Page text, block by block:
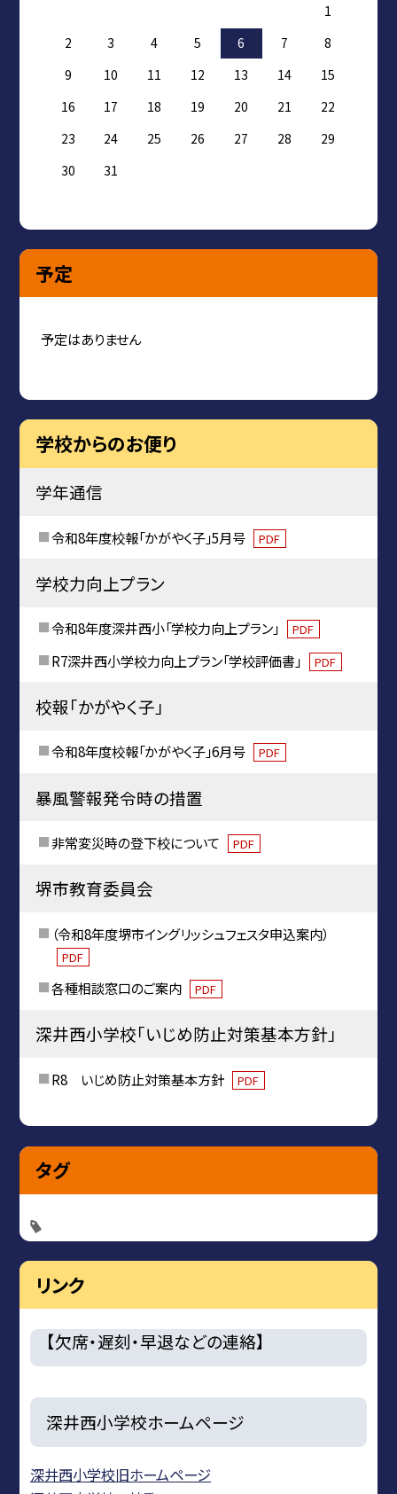
1
2
3 4 5 6 7
8
9
10 11 12 13 14
15
16
17 18 19 20 21
22
23
24 25 26 27 28
29
30
31
予定
予定はありません
学校からのお便り
学年通信
令和8年度校報「かがやく子」5月号 PDF
学校力向上プラン
令和8年度深井西小「学校力向上プラン」 PDF
R7深井西小学校力向上プラン「学校評価書」 PDF
校報「かがやく子」
令和8年度校報「かがやく子」6月号 PDF
暴風警報発令時の措置
非常変災時の登下校について PDF
堺市教育委員会
（令和8年度堺市イングリッシュフェスタ申込案内）
PDF
各種相談窓口のご案内 PDF
深井西小学校「いじめ防止対策基本方針」
R8 いじめ防止対策基本方針 PDF
タグ
リンク
【欠席・遅刻・早退などの連絡】
深井西小学校ホームページ
深井西小学校旧ホームページ